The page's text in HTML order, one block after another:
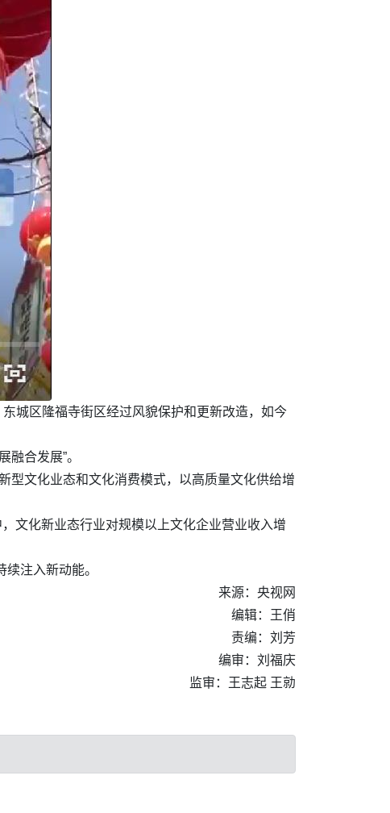
城区隆福寺街区经过风貌保护和更新改造，如今
合发展”。
型文化业态和文化消费模式，以高质量文化供给增
文化新业态行业对规模以上文化企业营业收入增
注入新动能。
来源：央视网
编辑：王俏
责编：刘芳
编审：刘福庆
监审：王志起 王勍